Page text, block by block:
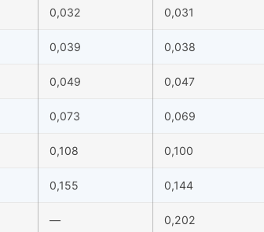
0,032 0,031
0,039 0,038
0,049 0,047
0,073 0,069
0,108 0,100
0,155 0,144
— 0,202